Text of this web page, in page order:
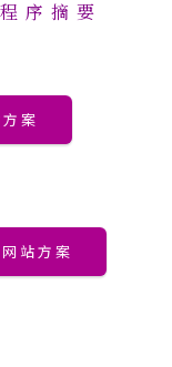
序摘要
案
站方案